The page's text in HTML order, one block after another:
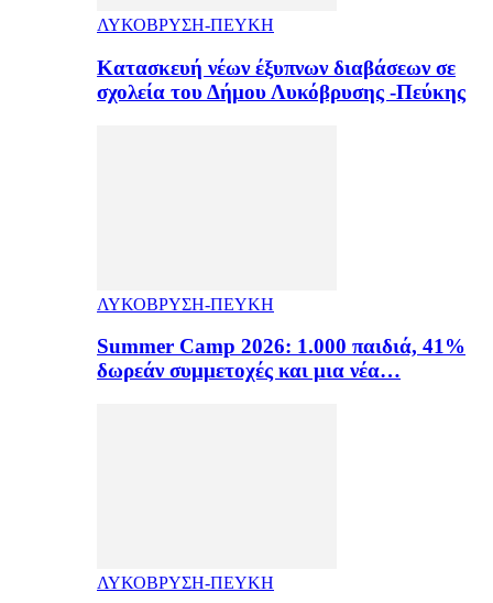
ΛΥΚΟΒΡΥΣΗ-ΠΕΥΚΗ
Κατασκευή νέων έξυπνων διαβάσεων σε
σχολεία του Δήμου Λυκόβρυσης -Πεύκης
ΛΥΚΟΒΡΥΣΗ-ΠΕΥΚΗ
Summer Camp 2026: 1.000 παιδιά, 41%
δωρεάν συμμετοχές και μια νέα…
ΛΥΚΟΒΡΥΣΗ-ΠΕΥΚΗ